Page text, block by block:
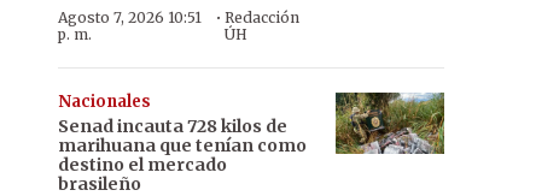
Agosto 7, 2026 10:51
p. m.
·Redacción
ÚH
Nacionales
Senad incauta 728 kilos de
marihuana que tenían como
destino el mercado
brasileño